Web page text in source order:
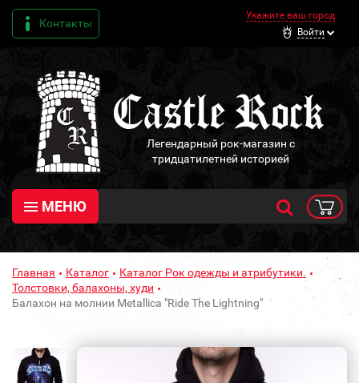
Контакты
Укажите ваш город
Войти
Легендарный рок-магазин с
тридцатилетней историей
МЕНЮ
Главная Каталог
Каталог Рок одежды и атрибутики.
Толстовки, балахоны, худи
Балахон на молнии Metallica "Ride The Lightning"